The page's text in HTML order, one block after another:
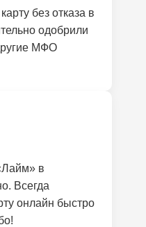
без отказа в
одобрили
МФО
в
Всегда
онлайн быстро